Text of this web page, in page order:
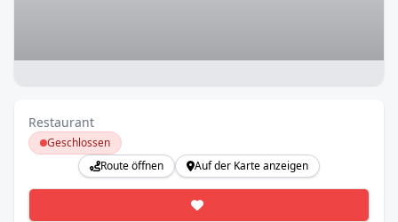
Restaurant
Geschlossen
Route öffnen
Auf der Karte anzeigen